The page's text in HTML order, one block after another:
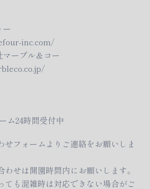
ー
inc.com/
ーブル＆コー
ム24時間受付中
せフォームよりご連絡をお願いしま
わせは開園時間内にお願いします。
ても混雑時は対応できない場合がご